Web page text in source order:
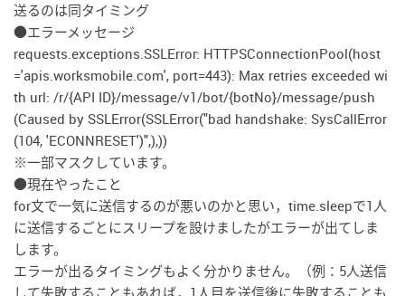
送るのは同タイミング
●エラーメッセージ
requests.exceptions.SSLError: HTTPSConnectionPool(host
='apis.worksmobile.com', port=443): Max retries exceeded wi
th url: /r/{API ID}/message/v1/bot/{botNo}/message/push
(Caused by SSLError(SSLError("bad handshake: SysCallError
(104, 'ECONNRESET')",),))
※一部マスクしています。
●現在やったこと
for文で一気に送信するのが悪いのかと思い，time.sleepで1人
に送信するごとにスリープを設けましたがエラーが出てしま
します。
エラーが出るタイミングもよく分かりません。（例：5人送信
して失敗することもあれば，1人目を送信後に失敗することも